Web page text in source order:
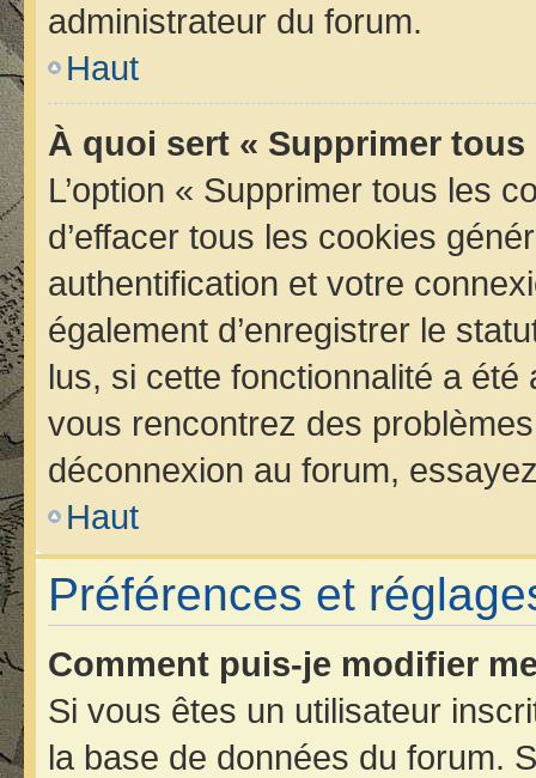
administrateur du forum.
Haut
À quoi sert « Supprimer
L’option « Supprimer tous les
d’effacer tous les cookies
authentification et votre
également d’enregistrer le
lus, si cette fonctionnalité a
vous rencontrez des
déconnexion au forum,
Haut
Préférences et
Comment puis-je modifier
Si vous êtes un utilisateur
la base de données du forum.